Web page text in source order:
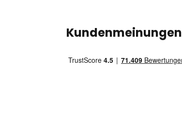
Kundenmeinungen